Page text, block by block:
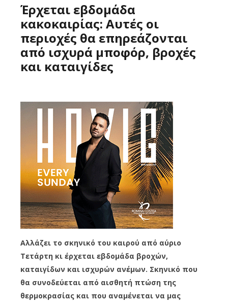
Έρχεται εβδομάδα
κακοκαιρίας: Αυτές οι
περιοχές θα επηρεάζονται
από ισχυρά μποφόρ, βροχές
και καταιγίδες
Αλλάζει το σκηνικό του καιρού από αύριο
Τετάρτη κι έρχεται εβδομάδα βροχών,
καταιγίδων και ισχυρών ανέμων. Σκηνικό που
θα συνοδεύεται από αισθητή πτώση της
θερμοκρασίας και που αναμένεται να μας